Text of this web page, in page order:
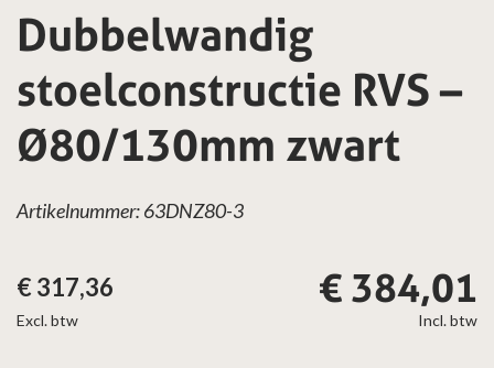
Dubbelwandig
stoelconstructie RVS –
Ø80/130mm zwart
Incl. btw
€ 384,01
Excl. btw
€317,36
Artikelnummer: 63DNZ80-3